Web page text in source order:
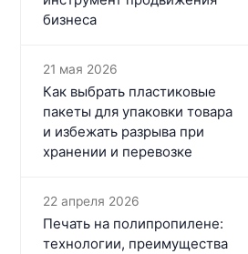
бизнеса
21 мая 2026
Как выбрать пластиковые
пакеты для упаковки товара
и избежать разрыва при
хранении и перевозке
22 апреля 2026
Печать на полипропилене:
технологии, преимущества